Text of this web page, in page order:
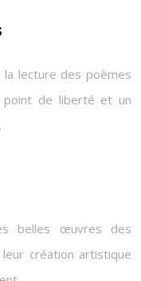
la lecture des poèmes
point de liberté et un
belles œuvres des
création artistique